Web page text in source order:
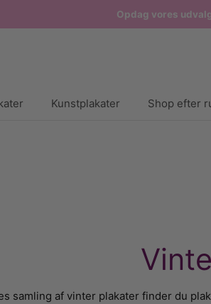
Opdag vores
Kunstplakater Shop efter
samling af vinter plakater finder du